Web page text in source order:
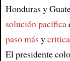
Article
Honduras y
solución pacífica
paso másy
El presidente